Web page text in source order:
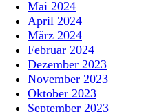
Mai 2024
April 2024
März 2024
Februar 2024
Dezember 2023
November 2023
Oktober 2023
September 2023